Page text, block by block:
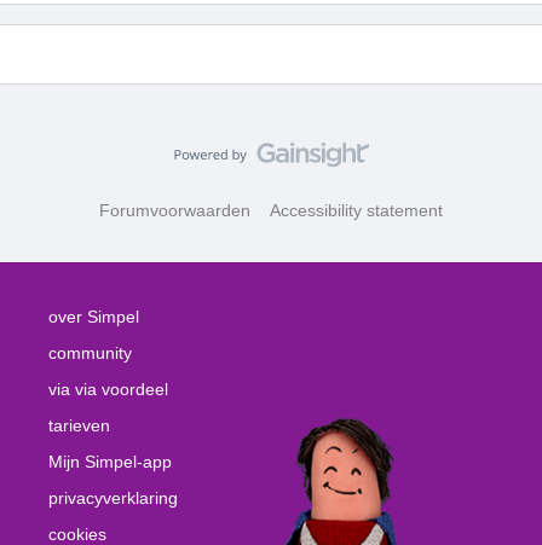
Forumvoorwaarden Accessibility statement
over Simpel
community
via via voordeel
tarieven
Mijn Simpel-app
privacyverklaring
cookies